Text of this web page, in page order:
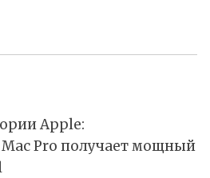
Apple:
Pro получает мощный